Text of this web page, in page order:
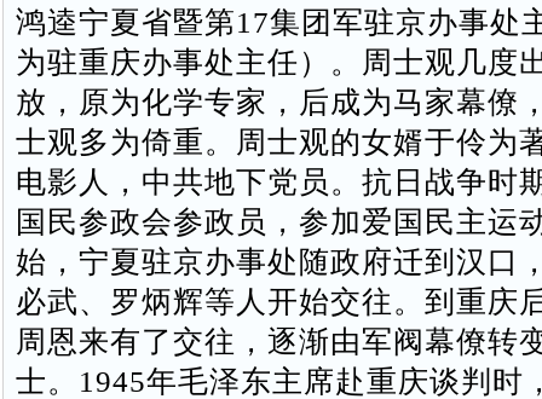
鸿逵宁夏省暨第17集团军驻京办事处
为驻重庆办事处主任）。周士观几度
放，原为化学专家，后成为马家幕僚
士观多为倚重。周士观的女婿于伶为
电影人，中共地下党员。抗日战争时
国民参政会参政员，参加爱国民主运
始，宁夏驻京办事处随政府迁到汉口
必武、罗炳辉等人开始交往。到重庆
周恩来有了交往，逐渐由军阀幕僚转
士。1945年毛泽东主席赴重庆谈判时